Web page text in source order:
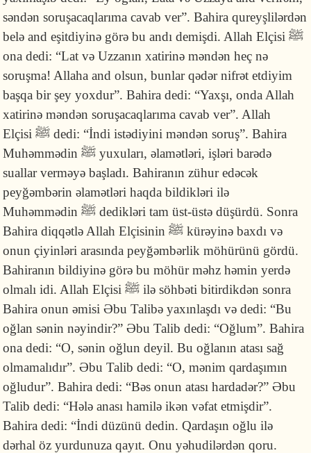
səndən soruşacaqlarıma cavab ver”. Bahira qureyşlilərdən
belə and eşitdiyinə görə bu andı demişdi. Allah Elçisi ﷺ
ona dedi: “Lat və Uzzanın xatirinə məndən heç nə
soruşma! Allaha and olsun, bunlar qədər nifrət etdiyim
başqa bir şey yoxdur”. Bahira dedi: “Yaxşı, onda Allah
xatirinə məndən soruşacaqlarıma cavab ver”. Allah
Elçisi ﷺ dedi: “İndi istədiyini məndən soruş”. Bahira
Muhəmmədin ﷺ yuxuları, əlamətləri, işləri barədə
suallar verməyə başladı. Bahiranın zühur edəcək
peyğəmbərin əlamətləri haqda bildikləri ilə
Muhəmmədin ﷺ dedikləri tam üst-üstə düşürdü. Sonra
Bahira diqqətlə Allah Elçisinin ﷺ kürəyinə baxdı və
onun çiyinləri arasında peyğəmbərlik möhürünü gördü.
Bahiranın bildiyinə görə bu möhür məhz həmin yerdə
olmalı idi. Allah Elçisi ﷺ ilə söhbəti bitirdikdən sonra
Bahira onun əmisi Əbu Talibə yaxınlaşdı və dedi: “Bu
oğlan sənin nəyindir?” Əbu Talib dedi: “Oğlum”. Bahira
ona dedi: “O, sənin oğlun deyil. Bu oğlanın atası sağ
olmamalıdır”. Əbu Talib dedi: “O, mənim qardaşımın
oğludur”. Bahira dedi: “Bəs onun atası hardadər?” Əbu
Talib dedi: “Hələ anası hamilə ikən vəfat etmişdir”.
Bahira dedi: “İndi düzünü dedin. Qardaşın oğlu ilə
dərhal öz yurdunuza qayıt. Onu yəhudilərdən qoru.